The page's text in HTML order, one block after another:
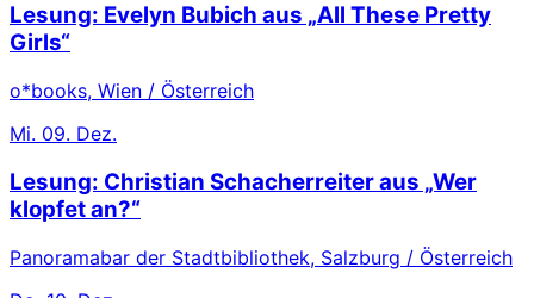
Lesung: Evelyn Bubich aus „All These Pretty
Girls“
o*books, Wien / Österreich
Mi. 09. Dez.
Lesung: Christian Schacherreiter aus „Wer
klopfet an?“
Panoramabar der Stadtbibliothek, Salzburg / Österreich